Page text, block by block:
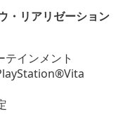
・リアリゼーション
テインメント